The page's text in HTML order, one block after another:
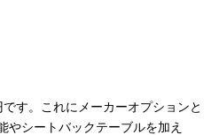
す。これにメーカーオプションと
やシートバックテーブルを加え